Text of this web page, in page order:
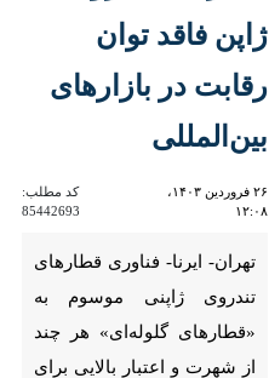
فاقد توان رقابت در
بازارهای بین‌المللی
۱۲:۰۸
تهران- ایرنا- فناوری قطارهای
گلوله‌ای» هر چند از شهرت و اعتبار
بالایی برای کیفیت و ایمنی
برخوردارند اما به علت شرایط